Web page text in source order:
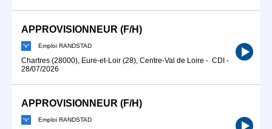
APPROVISIONNEUR (F/H)
Emploi RANDSTAD
Chartres (28000), Eure-et-Loir (28), Centre-Val de Loire - CDI -
28/07/2026
APPROVISIONNEUR (F/H)
Emploi RANDSTAD